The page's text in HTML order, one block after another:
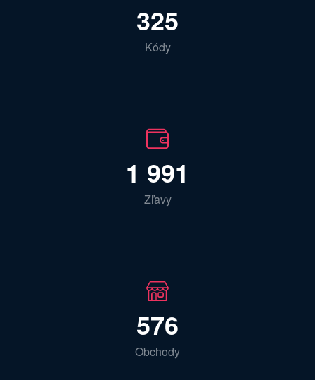
325
Kódy
1 991
Zľavy
576
Obchody